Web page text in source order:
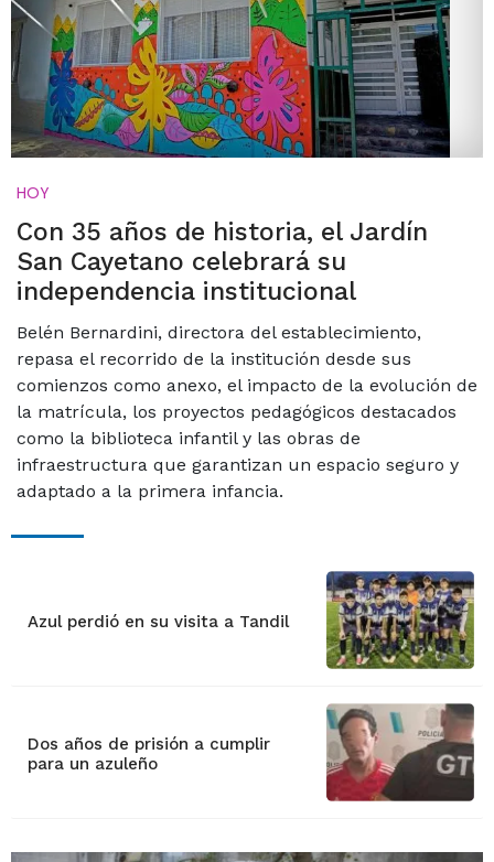
HOY
Con 35 años de historia, el Jardín
San Cayetano celebrará su
independencia institucional
Belén Bernardini, directora del establecimiento,
repasa el recorrido de la institución desde sus
comienzos como anexo, el impacto de la evolución de
la matrícula, los proyectos pedagógicos destacados
como la biblioteca infantil y las obras de
infraestructura que garantizan un espacio seguro y
adaptado a la primera infancia.
Azul perdió en su visita a Tandil
Dos años de prisión a cumplir
para un azuleño